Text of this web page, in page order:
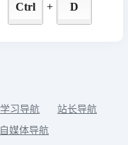
Ctrl + D
学习导航
站长导航
自媒体导航